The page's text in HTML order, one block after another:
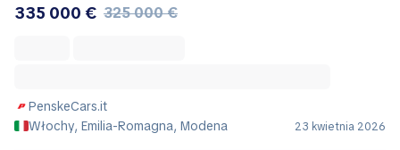
335 000 € 325 000 €
PenskeCars.it
Włochy, Emilia-Romagna, Modena
23 kwietnia 2026